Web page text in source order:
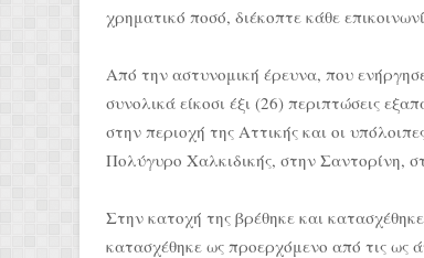
χρηματικό ποσό, διέκοπτε κάθε
Από την αστυνομική έρευνα, που
συνολικά είκοσι έξι (26) περιπτώσεις
στην περιοχή της Αττικής και οι
Πολύγυρο Χαλκιδικής, στην Σαντορίνη,
Στην κατοχή της βρέθηκε και
κατασχέθηκε ως προερχόμενο από τις ως